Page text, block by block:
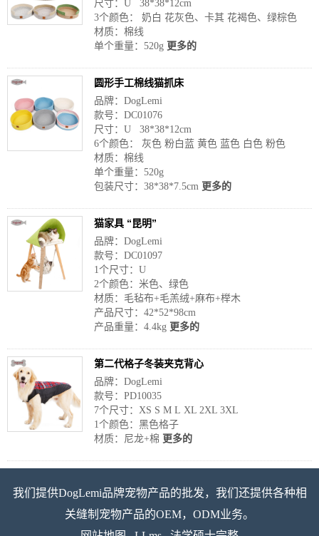
尺寸：U 38*38*12cm
3个颜色： 奶白 花灰色、卡其 花褐色、绿棕色
材质：棉线
单个重量：520g 更多的
圆形手工棉线猫抓床
品牌：DogLemi
款号：DC01076
尺寸：U 38*38*12cm
6个颜色： 灰色 粉白蓝 黄色 蓝色 白色 粉色
材质：棉线
单个重量：520g
包装尺寸：38*38*7.5cm 更多的
猫家具 “昆明”
品牌：DogLemi
款号：DC01097
1个尺寸：U
2个颜色：米色、绿色
材质：毛毡布+毛羔绒+麻布+榉木
产品尺寸：42*52*98cm
产品重量：4.4kg 更多的
第二代格子冬装夹克背心
品牌：DogLemi
款号：PD10035
7个尺寸：XS S M L XL 2XL 3XL
1个颜色：黑色格子
材质：尼龙+棉 更多的
我们提供DogLemi品牌宠物产品的批发，我们还提供各种相
关缝制宠物产品的OEM，ODM业务。